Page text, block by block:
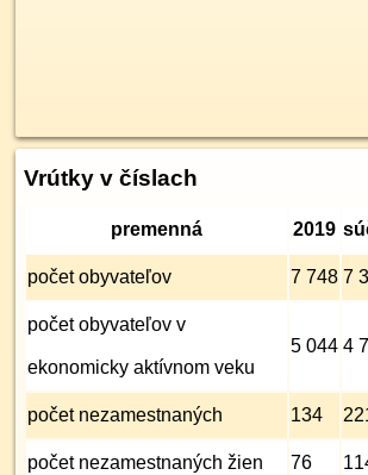
Vrútky v číslach
premenná 2019
počet obyvateľov 7 748 7
počet obyvateľov v
ekonomicky aktívnom veku
5 044 4
počet nezamest­naných 134
počet nezamest­naných žien 76